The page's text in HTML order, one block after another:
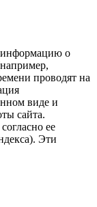
информацию о
проводят на
виде и
сайта.
ее
Эти